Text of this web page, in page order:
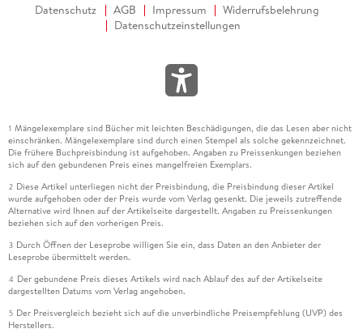
Datenschutz AGB Impressum
Widerrufsbelehrung
Datenschutzeinstellungen
1 Mängelexemplare sind Bücher mit leichten Beschädigungen, die das Lesen aber nicht
einschränken. Mängelexemplare sind durch einen Stempel als solche gekennzeichnet.
Die frühere Buchpreisbindung ist aufgehoben. Angaben zu Preissenkungen beziehen
sich auf den gebundenen Preis eines mangelfreien Exemplars.
2 Diese Artikel unterliegen nicht der Preisbindung, die Preisbindung dieser Artikel
wurde aufgehoben oder der Preis wurde vom Verlag gesenkt. Die jeweils zutreffende
Alternative wird Ihnen auf der Artikelseite dargestellt. Angaben zu Preissenkungen
beziehen sich auf den vorherigen Preis.
3 Durch Öffnen der Leseprobe willigen Sie ein, dass Daten an den Anbieter der
Leseprobe übermittelt werden.
4 Der gebundene Preis dieses Artikels wird nach Ablauf des auf der Artikelseite
dargestellten Datums vom Verlag angehoben.
5 Der Preisvergleich bezieht sich auf die unverbindliche Preisempfehlung (UVP) des
Herstellers.